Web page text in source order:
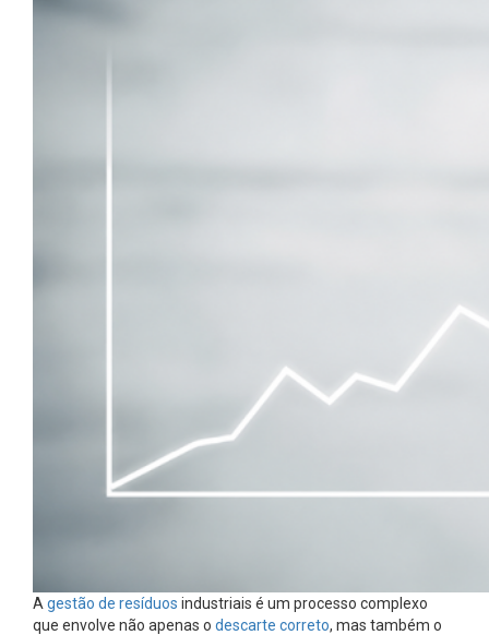
A gestão de resíduos industriais é um processo complexo
que envolve não apenas o descarte correto, mas também o